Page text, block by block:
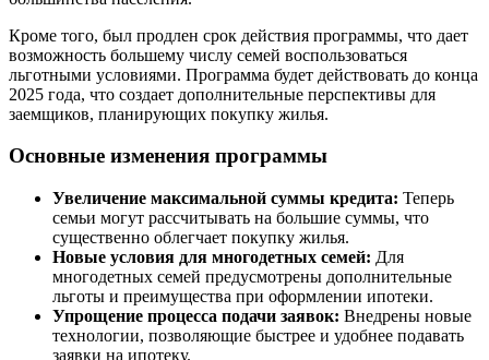
Кроме того, был продлен срок действия программы, что дает
возможность большему числу семей воспользоваться
льготными условиями. Программа будет действовать до конца
2025 года, что создает дополнительные перспективы для
заемщиков, планирующих покупку жилья.
Основные изменения программы
Увеличение максимальной суммы кредита: Теперь
семьи могут рассчитывать на большие суммы, что
существенно облегчает покупку жилья.
Новые условия для многодетных семей: Для
многодетных семей предусмотрены дополнительные
льготы и преимущества при оформлении ипотеки.
Упрощение процесса подачи заявок: Внедрены новые
технологии, позволяющие быстрее и удобнее подавать
заявки на ипотеку.